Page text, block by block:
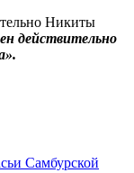
Никиты
действительно
Самбурской